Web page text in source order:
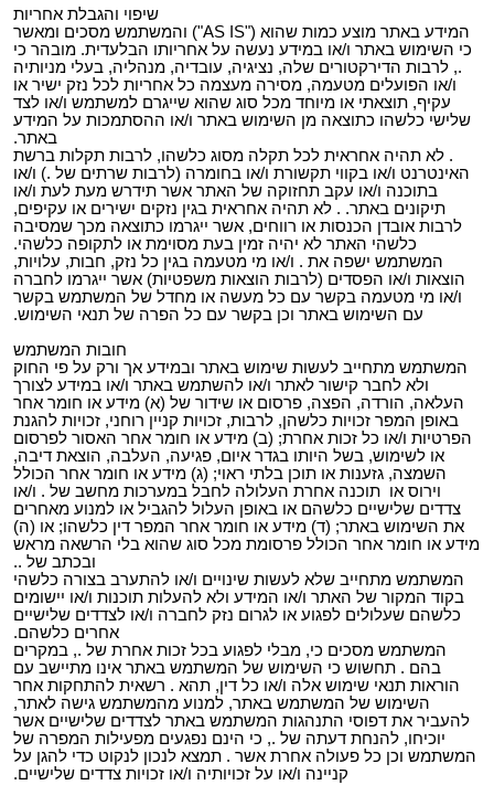
שיפוי והגבלת אחריות
המידע באתר מוצע כמות שהוא ("AS IS") והמשתמש מסכים ומאשר
כי השימוש באתר ו/או במידע נעשה על אחריותו הבלעדית. מובהר כי
., לרבות הדירקטורים שלה, נציגיה, עובדיה, מנהליה, בעלי מניותיה
ו/או הפועלים מטעמה, מסירה מעצמה כל אחריות לכל נזק ישיר או
עקיף, תוצאתי או מיוחד מכל סוג שהוא שייגרם למשתמש ו/או לצד
שלישי כלשהו כתוצאה מן השימוש באתר ו/או ההסתמכות על המידע
באתר.
. לא תהיה אחראית לכל תקלה מסוג כלשהו, לרבות תקלות ברשת
האינטרנט ו/או בקווי תקשורת ו/או בחומרה (לרבות שרתים של .) ו/או
בתוכנה ו/או עקב תחזוקה של האתר אשר תידרש מעת לעת ו/או
תיקונים באתר. . לא תהיה אחראית בגין נזקים ישירים או עקיפים,
לרבות אובדן הכנסות או רווחים, אשר ייגרמו כתוצאה מכך שמסיבה
כלשהי האתר לא יהיה זמין בעת מסוימת או לתקופה כלשהי.
המשתמש ישפה את . ו/או מי מטעמה בגין כל נזק, חבות, עלויות,
הוצאות ו/או הפסדים (לרבות הוצאות משפטיות) אשר ייגרמו לחברה
ו/או מי מטעמה בקשר עם כל מעשה או מחדל של המשתמש בקשר
עם השימוש באתר וכן בקשר עם כל הפרה של תנאי השימוש.
חובות המשתמש
המשתמש מתחייב לעשות שימוש באתר ובמידע אך ורק על פי החוק
ולא לחבר קישור לאתר ו/או להשתמש באתר ו/או במידע לצורך
העלאה, הורדה, הפצה, פרסום או שידור של (א) מידע או חומר אחר
באופן המפר זכויות כלשהן, לרבות, זכויות קניין רוחני, זכויות להגנת
הפרטיות ו/או כל זכות אחרת; (ב) מידע או חומר אחר האסור לפרסום
או לשימוש, בשל היותו בגדר איום, פגיעה, העלבה, הוצאת דיבה,
השמצה, גזענות או תוכן בלתי ראוי; (ג) מידע או חומר אחר הכולל
וירוס או תוכנה אחרת העלולה לחבל במערכות מחשב של . ו/או
צדדים שלישיים כלשהם או באופן העלול להגביל או למנוע מאחרים
את השימוש באתר; (ד) מידע או חומר אחר המפר דין כלשהו; או (ה)
מידע או חומר אחר הכולל פרסומת מכל סוג שהוא בלי הרשאה מראש
ובכתב של ..
המשתמש מתחייב שלא לעשות שינויים ו/או להתערב בצורה כלשהי
בקוד המקור של האתר ו/או המידע ולא להעלות תוכנות ו/או יישומים
כלשהם שעלולים לפגוע או לגרום נזק לחברה ו/או לצדדים שלישיים
אחרים כלשהם.
המשתמש מסכים כי, מבלי לפגוע בכל זכות אחרת של ., במקרים
בהם . תחשוש כי השימוש של המשתמש באתר אינו מתיישב עם
הוראות תנאי שימוש אלה ו/או כל דין, תהא . רשאית להתחקות אחר
השימוש של המשתמש באתר, למנוע מהמשתמש גישה לאתר,
להעביר את דפוסי התנהגות המשתמש באתר לצדדים שלישיים אשר
יוכיחו, להנחת דעתה של ., כי הינם נפגעים מפעילות המפרה של
המשתמש וכן כל פעולה אחרת אשר . תמצא לנכון לנקוט כדי להגן על
קניינה ו/או על זכויותיה ו/או זכויות צדדים שלישיים.